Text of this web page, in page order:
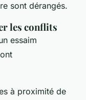
sont dérangés.
les conflits
essaim
à proximité de